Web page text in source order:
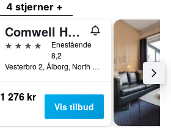
4 stjerner +
Comwell Hvide Hus Aalborg
4 stjerner
Enestående
8,2
Vesterbro 2, Ålborg, North Jutland, Danmark
1 276 kr
Vis tilbud